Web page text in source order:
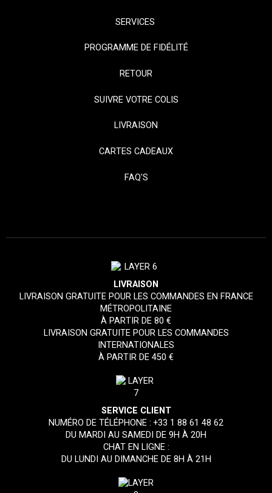
SERVICES
PROGRAMME DE FIDÉLITÉ
RETOUR
SUIVRE VOTRE COLIS
LIVRAISON
CARTES CADEAUX
FAQ'S
LIVRAISON
LIVRAISON GRATUITE POUR LES COMMANDES EN FRANCE
MÉTROPOLITAINE
À PARTIR DE 80 €
LIVRAISON GRATUITE POUR LES COMMANDES
INTERNATIONALES
À PARTIR DE 450 €
SERVICE CLIENT
NUMÉRO DE TÉLÉPHONE :+33 1 88 61 48 62
DU MARDI AU SAMEDI DE 9H À 20H
CHAT EN LIGNE :
DU LUNDI AU DIMANCHE DE 8H À 21H